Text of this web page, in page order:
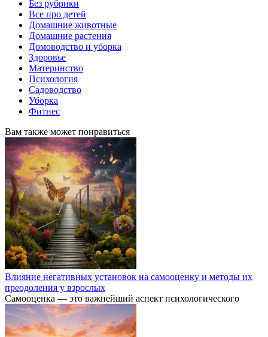
Без рубрики
Все про детей
Домашние животные
Домашние растения
Домоводство и уборка
Здоровье
Материнство
Психология
Садоводство
Уборка
Фитнес
Вам также может понравиться
Влияние негативных установок на самооценку и методы их
преодоления у взрослых
Самооценка — это важнейший аспект психологического